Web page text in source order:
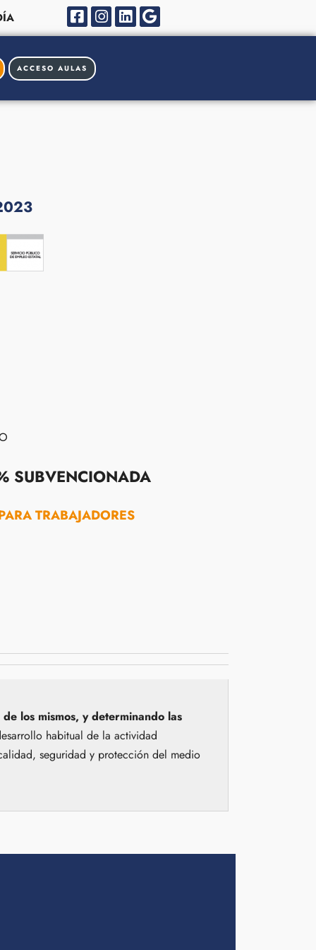
ACCESO AULAS
SUBVENCIONADA
TRABAJADORES
los mismos, y determinando las
habitual de la actividad
seguridad y protección del medio